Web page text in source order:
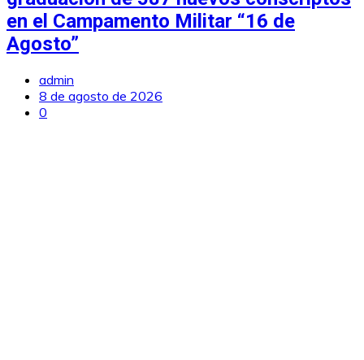
en el Campamento Militar “16 de
Agosto”
admin
8 de agosto de 2026
0